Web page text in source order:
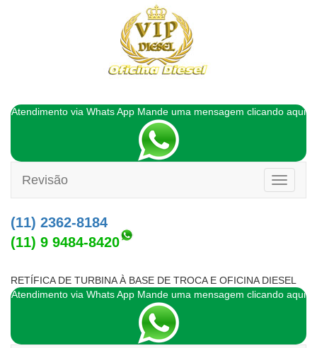
Atendimento via Whats App Mande uma mensagem clicando aqui
Toggle
Revisão
(11) 2362-8184
(11) 9 9484-8420
RETÍFICA DE TURBINA À BASE DE TROCA E OFICINA DIESEL
Atendimento via Whats App Mande uma mensagem clicando aqui